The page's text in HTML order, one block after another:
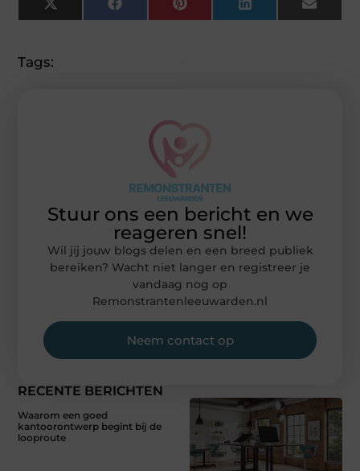
X
(Twitter)
FacebookPinterestLinkedInEmail
Tags:
RECENTE BERICHTEN
Waarom een goed
kantoorontwerp begint bij de
looproute
Stuur ons een bericht en we
reageren snel!
Wil jij jouw blogs delen en een breed publiek
bereiken? Wacht niet langer en registreer je
vandaag nog op
Remonstrantenleeuwarden.nl
Neem contact op